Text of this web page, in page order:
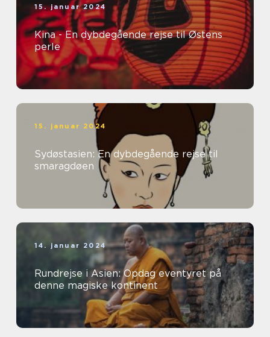
15. januar 2024
Kina - En dybdegående rejse til Østens
perle
15. januar 2024
Sydøstasien: En dybdegående rejse til
smaragdøen
14. januar 2024
Rundrejse i Asien: Opdag eventyret på
denne magiske kontinent